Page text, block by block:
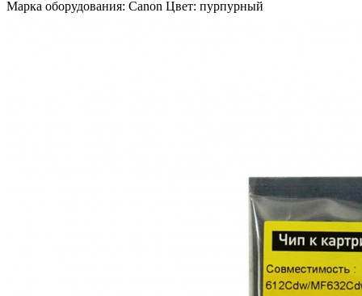
Марка оборудования: Canon Цвет: пурпурный